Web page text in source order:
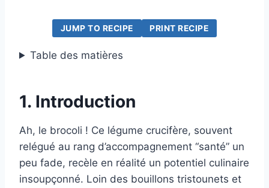
JUMP TO RECIPE PRINT RECIPE
Table des matières
1. Introduction
Ah, le brocoli ! Ce légume crucifère, souvent
relégué au rang d’accompagnement “santé” un
peu fade, recèle en réalité un potentiel culinaire
insoupçonné. Loin des bouillons tristounets et